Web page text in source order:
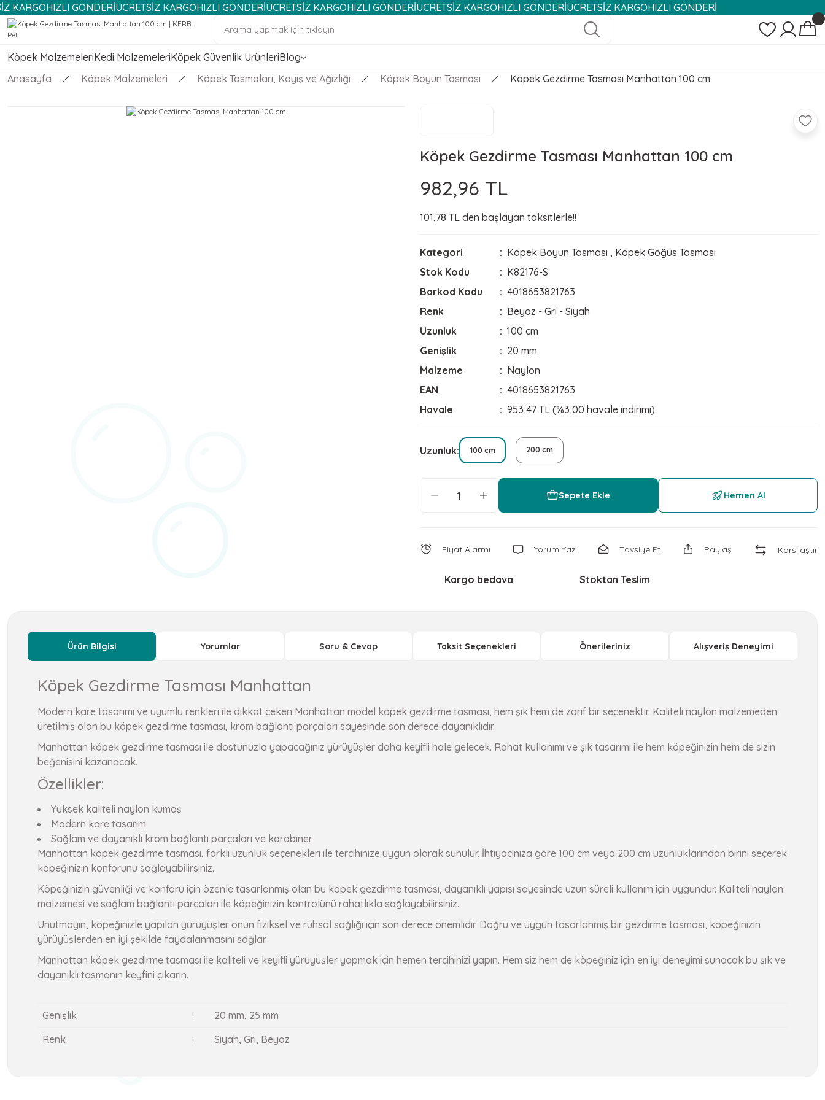
HIZLI GÖNDERİÜCRETSİZ KARGOHIZLI GÖNDERİÜCRETSİZ KARGOHIZLI GÖNDERİÜCRETSİZ KARGOHIZLI GÖNDERİÜCRETSİZ KARGOHIZLI GÖNDERİ
Köpek MalzemeleriKedi MalzemeleriKöpek Güvenlik ÜrünleriBlog
Anasayfa
Köpek Malzemeleri Köpek Tasmaları, Kayış ve Ağızlığı Köpek Boyun Tasması Köpek Gezdirme Tasması Manhattan 100 cm
Köpek Gezdirme Tasması Manhattan 100 cm
982,96 TL
101,78 TL den başlayan taksitlerle!!
Kategori Köpek Boyun Tasması , Köpek Göğüs Tasması
Stok Kodu
K82176-S
Barkod Kodu
4018653821763
Renk
Beyaz - Gri - Siyah
Uzunluk
100 cm
Genişlik
20 mm
Malzeme
Naylon
EAN
4018653821763
Havale
953,47 TL (%3,00 havale indirimi)
Uzunluk 100 cm 200 cm
Sepete Ekle Hemen Al
Fiyat Alarmı Yorum Yaz Tavsiye Et Paylaş Karşılaştır
Kargo bedava Stoktan Teslim
Ürün Bilgisi Yorumlar Soru & Cevap Taksit Seçenekleri Önerileriniz Alışveriş Deneyimi
Köpek Gezdirme Tasması Manhattan
Modern kare tasarımı ve uyumlu renkleri ile dikkat çeken Manhattan model köpek gezdirme tasması, hem şık hem de zarif bir seçenektir. Kaliteli naylon malzemeden
üretilmiş olan bu köpek gezdirme tasması, krom bağlantı parçaları sayesinde son derece dayanıklıdır.
Manhattan köpek gezdirme tasması ile dostunuzla yapacağınız yürüyüşler daha keyifli hale gelecek. Rahat kullanımı ve şık tasarımı ile hem köpeğinizin hem de sizin
beğenisini kazanacak.
Özellikler:
Yüksek kaliteli naylon kumaş
Modern kare tasarım
Sağlam ve dayanıklı krom bağlantı parçaları ve karabiner
Manhattan köpek gezdirme tasması, farklı uzunluk seçenekleri ile tercihinize uygun olarak sunulur. İhtiyacınıza göre 100 cm veya 200 cm uzunluklarından birini seçerek
köpeğinizin konforunu sağlayabilirsiniz.
Köpeğinizin güvenliği ve konforu için özenle tasarlanmış olan bu köpek gezdirme tasması, dayanıklı yapısı sayesinde uzun süreli kullanım için uygundur. Kaliteli naylon
malzemesi ve sağlam bağlantı parçaları ile köpeğinizin kontrolünü rahatlıkla sağlayabilirsiniz.
Unutmayın, köpeğinizle yapılan yürüyüşler onun fiziksel ve ruhsal sağlığı için son derece önemlidir. Doğru ve uygun tasarlanmış bir gezdirme tasması, köpeğinizin
yürüyüşlerden en iyi şekilde faydalanmasını sağlar.
Manhattan köpek gezdirme tasması ile kaliteli ve keyifli yürüyüşler yapmak için hemen tercihinizi yapın. Hem siz hem de köpeğiniz için en iyi deneyimi sunacak bu şık ve
dayanıklı tasmanın keyfini çıkarın.
Genişlik :
20 mm, 25 mm
Renk
: Siyah, Gri, Beyaz